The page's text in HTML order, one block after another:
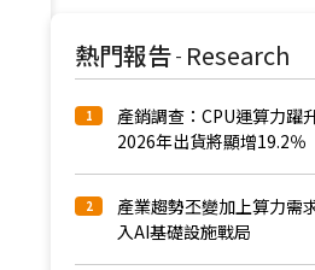
熱門報告 - Research
1
產銷調查：CPU運算力
2026年出貨將顯增19.2％
2
產業趨勢丕變加上算力
入AI基礎設施戰局